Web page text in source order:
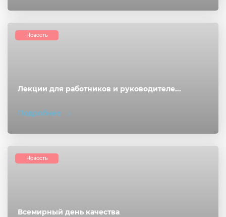
Лекции для работников и руководителе...
Подробнее
Новость
Всемирный день качества
Новость